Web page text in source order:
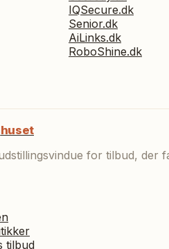
IQSecure.dk
Senior.dk
AiLinks.dk
RoboShine.dk
huset
for tilbud,
tilbud